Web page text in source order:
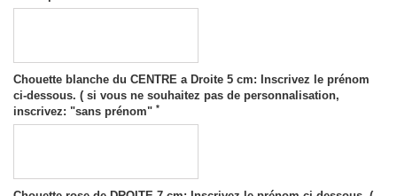
Chouette blanche du CENTRE a Droite 5 cm: Inscrivez le prénom
ci-dessous. ( si vous ne souhaitez pas de personnalisation,
inscrivez: "sans prénom" *